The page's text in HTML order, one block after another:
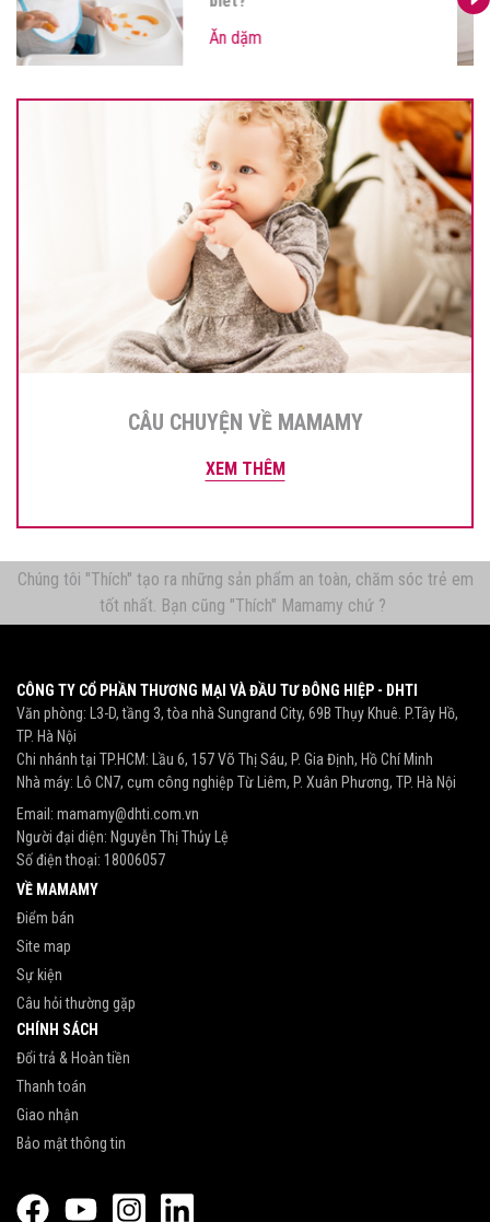
Ăn dặm
CÂU CHUYỆN VỀ MAMAMY
XEM THÊM
Chúng tôi "Thích" tạo ra những sản phẩm an toàn, chăm sóc trẻ em
tốt nhất. Bạn cũng "Thích" Mamamy chứ ?
CÔNG TY CỔ PHẦN THƯƠNG MẠI VÀ ĐẦU TƯ ĐÔNG HIỆP - DHTI
Văn phòng: L3-D, tầng 3, tòa nhà Sungrand City, 69B Thụy Khuê. P.Tây Hồ,
TP. Hà Nội
Chi nhánh tại TP.HCM: Lầu 6, 157 Võ Thị Sáu, P. Gia Định, Hồ Chí Minh
Nhà máy: Lô CN7, cụm công nghiệp Từ Liêm, P. Xuân Phương, TP. Hà Nội
Email: mamamy@dhti.com.vn
Người đại diện: Nguyễn Thị Thủy Lệ
Số điện thoại: 18006057
VỀ MAMAMY
Điểm bán
Site map
Sự kiện
Câu hỏi thường gặp
CHÍNH SÁCH
Đổi trả & Hoàn tiền
Thanh toán
Giao nhận
Bảo mật thông tin